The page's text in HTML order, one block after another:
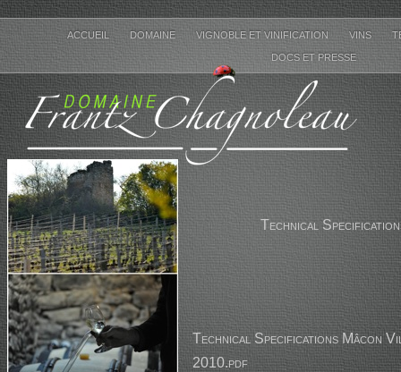
ACCUEIL DOMAINE VIGNOBLE ET VINIFICATION VINS
DOCS ET PRESSE
Technical Specifications Mâcon
2010.pdf
Technical